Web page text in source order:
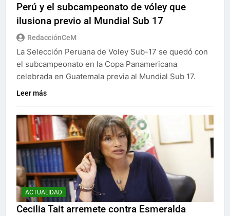
Perú y el subcampeonato de vóley que
ilusiona previo al Mundial Sub 17
RedacciónCeM
La Selección Peruana de Voley Sub-17 se quedó con
el subcampeonato en la Copa Panamericana
celebrada en Guatemala previa al Mundial Sub 17.
Leer más
ACTUALIDAD
Cecilia Tait arremete contra Esmeralda